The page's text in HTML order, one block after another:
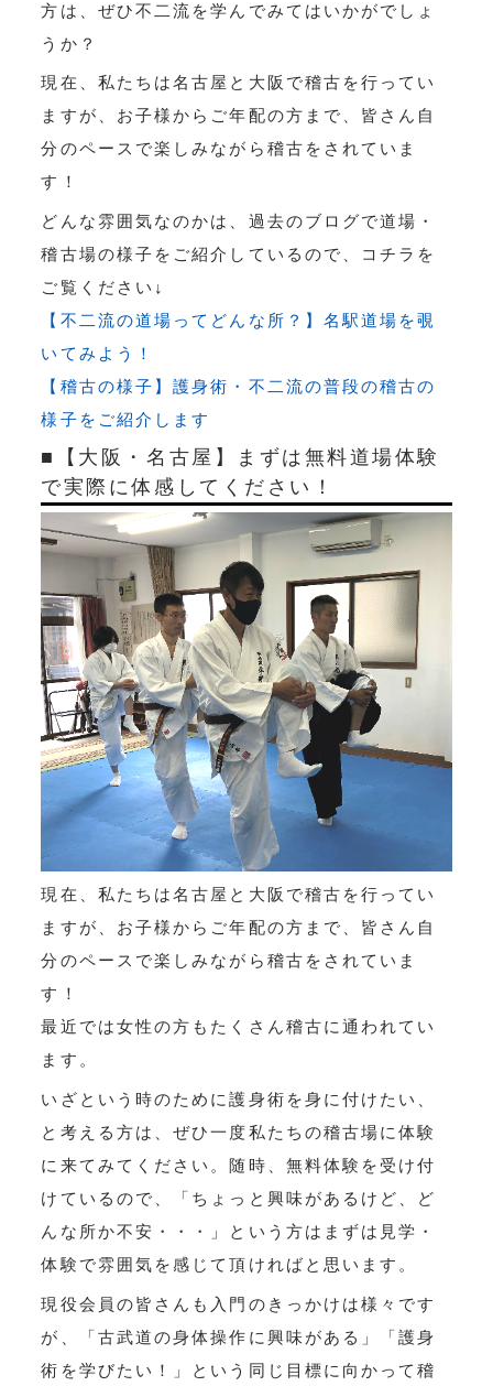
方は、ぜひ不二流を学んでみてはいかがでしょ
うか？
現在、私たちは名古屋と大阪で稽古を行ってい
ますが、お子様からご年配の方まで、皆さん自
分のペースで楽しみながら稽古をされていま
す！
どんな雰囲気なのかは、過去のブログで道場・
稽古場の様子をご紹介しているので、コチラを
ご覧ください↓
【不二流の道場ってどんな所？】名駅道場を覗
いてみよう！
【稽古の様子】護身術・不二流の普段の稽古の
様子をご紹介します
■【大阪・名古屋】まずは無料道場体験
で実際に体感してください！
現在、私たちは名古屋と大阪で稽古を行ってい
ますが、お子様からご年配の方まで、皆さん自
分のペースで楽しみながら稽古をされていま
す！
最近では女性の方もたくさん稽古に通われてい
ます。
いざという時のために護身術を身に付けたい、
と考える方は、ぜひ一度私たちの稽古場に体験
に来てみてください。随時、無料体験を受け付
けているので、「ちょっと興味があるけど、ど
んな所か不安・・・」という方はまずは見学・
体験で雰囲気を感じて頂ければと思います。
現役会員の皆さんも入門のきっかけは様々です
が、「古武道の身体操作に興味がある」「護身
術を学びたい！」という同じ目標に向かって稽